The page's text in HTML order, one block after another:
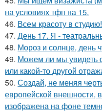
на условиях тфп на 15.
46. Всем красоту в студию!
47. День 17. Я -
48. Мороз и солнце, день
49. Можем ли мы увидеть
или какой-то другой
50. Создай, не меняя
европейской внешности,
изображена на фоне